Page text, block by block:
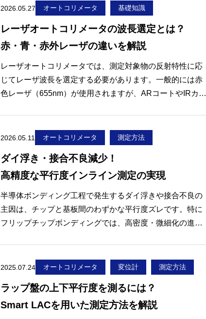
本記事では、オートコリメータの仕組みから、導入メリッ
ト・短所・注意点までをわかりやすく解説します。
エハの薄化や大口径化、さらにはSiC（炭化ケイ素）や
GaN（窒化ガリウム）といった新材料の採用が加速してい
ます。これに伴い、製造工程で生じる「ウエハの反り
（Warpage）」は、露光プロセスのフォーカスずれや搬送
ルネックとなっています。今、製造現場では「いかに速
く、正確に反りを評価するか」が問われています。
2026.05.27 オートコリメータ 基礎知識
レーザオートコリメータの波長選定とは？
赤・青・赤外レーザの違いを解説
レーザオートコリメータでは、測定対象物の反射特性に応
じてレーザ波長を選定する必要があります。一般的には赤
色レーザ（655nm）が使用されますが、ARコートやIRカッ
そのため、測定対象に応じて赤外・青など異なるレーザ波
長を使い分けることが重要です。
本記事では、以下について解説します。
・赤外・赤・青レーザそれぞれの特徴
・測定対象別の適切なレーザの選び方
・適切な波長に対応したレーザオートコリメータのメリッ
ト
2026.05.11 オートコリメータ 測定方法
ダイ浮き・接合不良減少！
高精度な平行度インライン測定の実現
半導体ボンディング工程で発生するダイ浮きや接合不良の
主因は、チップと基板間のわずかな平行度ズレです。特に
フリップチップボンディングでは、高密度・微細化の進展
題に対する有効なアプローチが、ボンディング工程内でリ
アルタイムに状態を把握する「平行度測定のインライン
化」です。非接触で傾きを高精度に測定し、その場で補正
することで、不良の未然防止と安定した接合品質の両立が
2025.07.24 オートコリメータ 変位計 測定方法
ラップ盤の上下平行度を測るには？
Smart LACを用いた測定方法を解説